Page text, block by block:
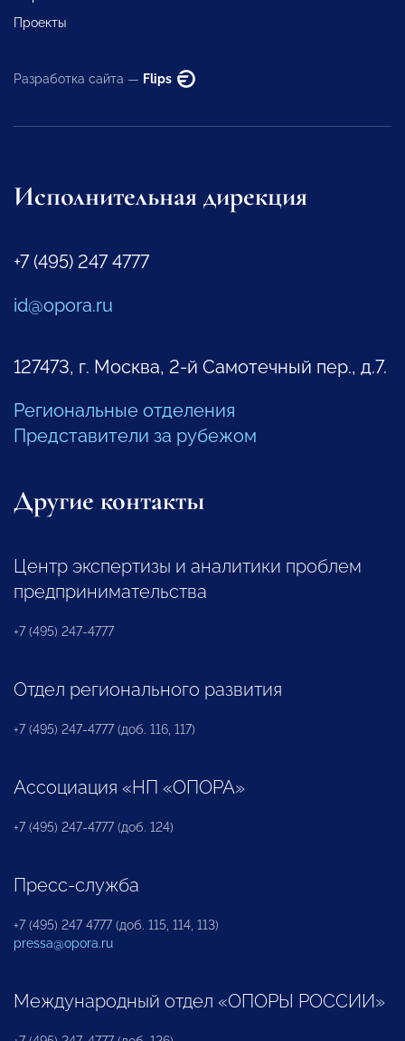
Проекты
Разработка сайта — Flips
Исполнительная дирекция
+7 (495) 247 4777
id@opora.ru
127473, г. Москва, 2-й Самотечный пер., д.7.
Региональные отделения
Представители за рубежом
Другие контакты
Центр экспертизы и аналитики проблем
предпринимательства
+7 (495) 247-4777
Отдел регионального развития
+7 (495) 247-4777 (доб. 116, 117)
Ассоциация «НП «ОПОРА»
+7 (495) 247-4777 (доб. 124)
Пресс-служба
+7 (495) 247 4777 (доб. 115, 114, 113)
pressa@opora.ru
Международный отдел «ОПОРЫ РОССИИ»